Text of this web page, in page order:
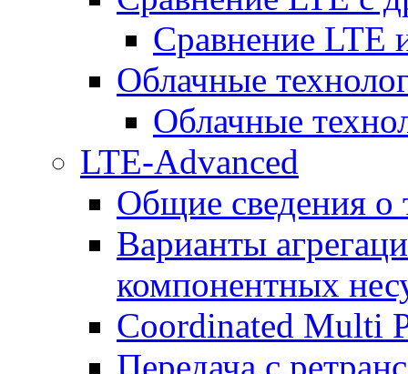
Сравнение LTE
Облачные
Облачные
LTE-Advanced
Общие сведения о
Варианты
компонентных
Coordinated Multi
Передача с